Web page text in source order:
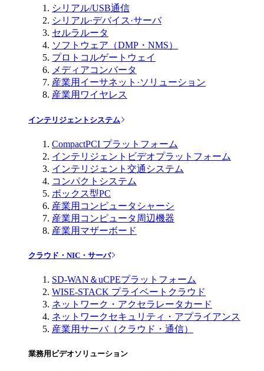
シリアル/USB通信
シリアル·デバイス·サーバ
セルラルータ
ソフトウェア（DMP・NMS）
プロトコルゲートウェイ
メディアコンバータ
産業用イーサネット·ソリューション
産業用ワイヤレス
インテリジェントシステム
CompactPCI プラットフォーム
インテリジェントビデオプラットフォーム
インテリジェント交通システム
コンパクトシステム
ボックス型PC
産業用コンピュータシャーシ
産業用コンピュータ周辺機器
産業用マザーボード
クラウド・NIC・サーバ
SD-WAN＆uCPEプラットフォーム
WISE-STACK プライベートクラウド
ネットワーク・アクセラレータカード
ネットワークセキュリティ・アプライアンス
産業用サーバ（クラウド・通信）
業務用ビデオソリューション